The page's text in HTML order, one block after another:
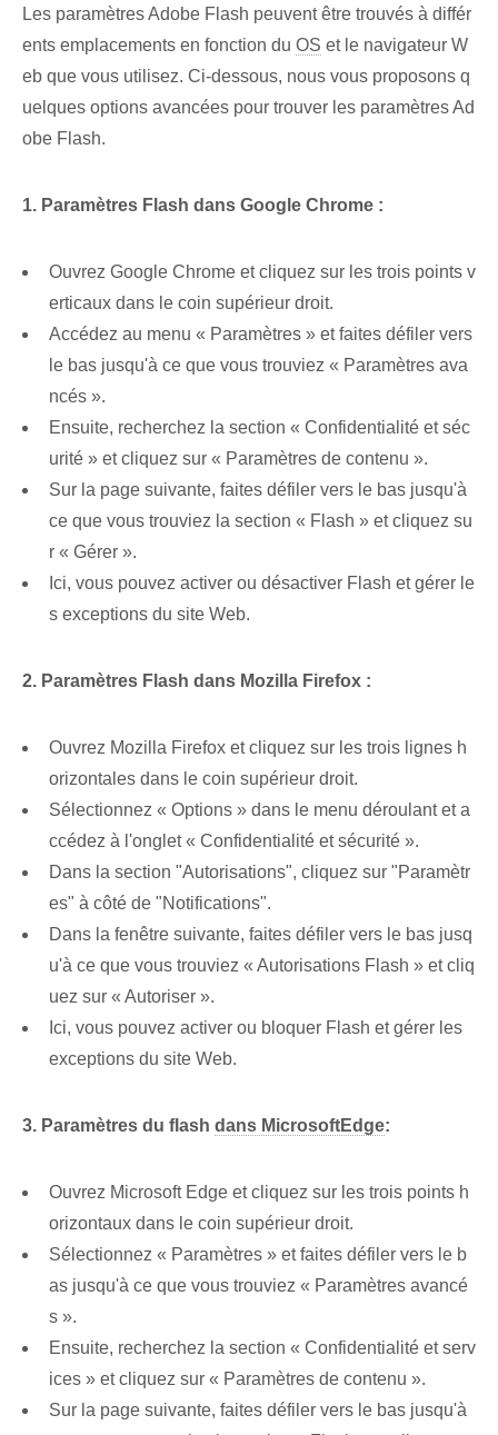
Les paramètres Adobe Flash peuvent être trouvés à différ
ents emplacements en fonction du OS et le navigateur W
eb que vous utilisez. Ci-dessous, nous vous proposons q
uelques options avancées pour trouver les paramètres Ad
obe Flash.
1. Paramètres Flash dans Google Chrome :
Ouvrez Google Chrome et cliquez sur les trois points v
erticaux dans le coin supérieur droit.
Accédez au menu « Paramètres » et faites défiler vers
le bas jusqu'à ce que vous trouviez « Paramètres ava
ncés ».
Ensuite, recherchez la section « Confidentialité et séc
urité » et cliquez sur « Paramètres de contenu ».
Sur la page suivante, faites défiler vers le bas jusqu'à
ce que vous trouviez la section « Flash » et cliquez su
r « Gérer ».
Ici, vous pouvez activer ou désactiver Flash et gérer le
s exceptions du site Web.
2. Paramètres Flash dans Mozilla Firefox :
Ouvrez Mozilla Firefox et cliquez sur les trois lignes h
orizontales dans le coin supérieur droit.
Sélectionnez « Options » dans le menu déroulant et a
ccédez à l'onglet « Confidentialité et sécurité ».
Dans la section "Autorisations", cliquez sur "Paramètr
es" à côté de "Notifications".
Dans la fenêtre suivante, faites défiler vers le bas jusq
u'à ce que vous trouviez « Autorisations Flash » et cliq
uez sur « Autoriser ».
Ici, vous pouvez activer ou bloquer Flash et gérer les
exceptions du site Web.
3. Paramètres du flash dans MicrosoftEdge:
Ouvrez Microsoft Edge et cliquez sur les trois points h
orizontaux dans le coin supérieur droit.
Sélectionnez « Paramètres » et faites défiler vers le b
as jusqu'à ce que vous trouviez « Paramètres avancé
s ».
Ensuite, recherchez la section « Confidentialité et serv
ices » et cliquez sur « Paramètres de contenu ».
Sur la page suivante, faites défiler vers le bas jusqu'à